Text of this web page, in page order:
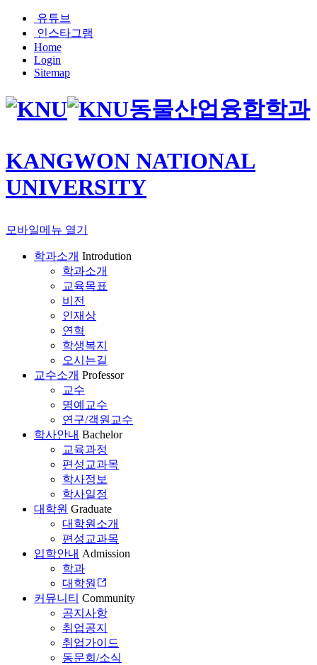
유튜브
인스타그램
Home
Login
Sitemap
동물산업융합학과
KANGWON NATIONAL
UNIVERSITY
모바일메뉴 열기
학과소개 Introdution
학과소개
교육목표
비전
인재상
연혁
학생복지
오시는길
교수소개 Professor
교수
명예교수
연구/객원교수
학사안내 Bachelor
교육과정
편성교과목
학사정보
학사일정
대학원 Graduate
대학원소개
편성교과목
입학안내 Admission
학과
대학원
커뮤니티 Community
공지사항
취업공지
취업가이드
동문회/소식